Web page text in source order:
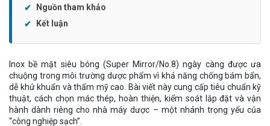
Nguồn tham khảo
Kết luận
Inox bề mặt siêu bóng (Super Mirror/No.8) ngày càng được ưa
chuộng trong môi trường dược phẩm vì khả năng chống bám bẩn,
dễ khử khuẩn và thẩm mỹ cao. Bài viết này cung cấp tiêu chuẩn kỹ
thuật, cách chọn mác thép, hoàn thiện, kiểm soát lắp đặt và vận
hành dành riêng cho nhà máy dược – một nhánh trọng yếu của
“công nghiệp sạch”.